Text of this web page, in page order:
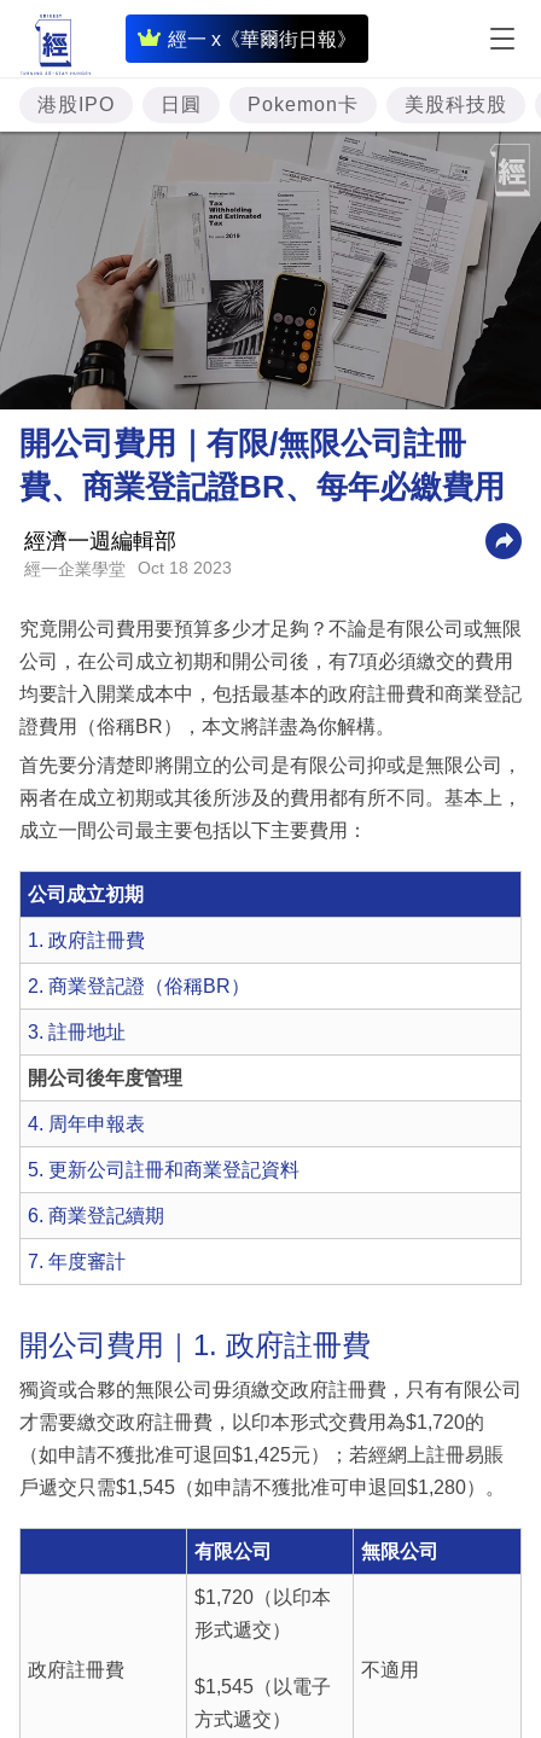
經一 x《華爾街日報》
即
時
財
經
題
投
資
市
理
財
商
業
科
職
場
生
活
時
事
閱
區
港股IPO 日圓 Pokemon卡 美股科技股
開公司費用｜有限/無限公司註冊
費、商業登記證BR、每年必繳費用
經濟一週編輯部
經一企業學堂 Oct 18 2023
究竟開公司費用要預算多少才足夠？不論是有限公司或無限
公司，在公司成立初期和開公司後，有7項必須繳交的費用
均要計入開業成本中，包括最基本的政府註冊費和商業登記
證費用（俗稱BR），本文將詳盡為你解構。
首先要分清楚即將開立的公司是有限公司抑或是無限公司，
兩者在成立初期或其後所涉及的費用都有所不同。基本上，
成立一間公司最主要包括以下主要費用：
公司成立初期
1. 政府註冊費
2. 商業登記證（俗稱BR）
3. 註冊地址
開公司後年度管理
4. 周年申報表
5. 更新公司註冊和商業登記資料
6. 商業登記續期
7. 年度審計
開公司費用｜1. 政府註冊費
獨資或合夥的無限公司毋須繳交政府註冊費，只有有限公司
才需要繳交政府註冊費，以印本形式交費用為$1,720的
（如申請不獲批准可退回$1,425元）；若經網上註冊易賬
戶遞交只需$1,545（如申請不獲批准可申退回$1,280）。
有限公司 無限公司
政府註冊費
$1,720（以印本
形式遞交）
$1,545（以電子
方式遞交）
不適用